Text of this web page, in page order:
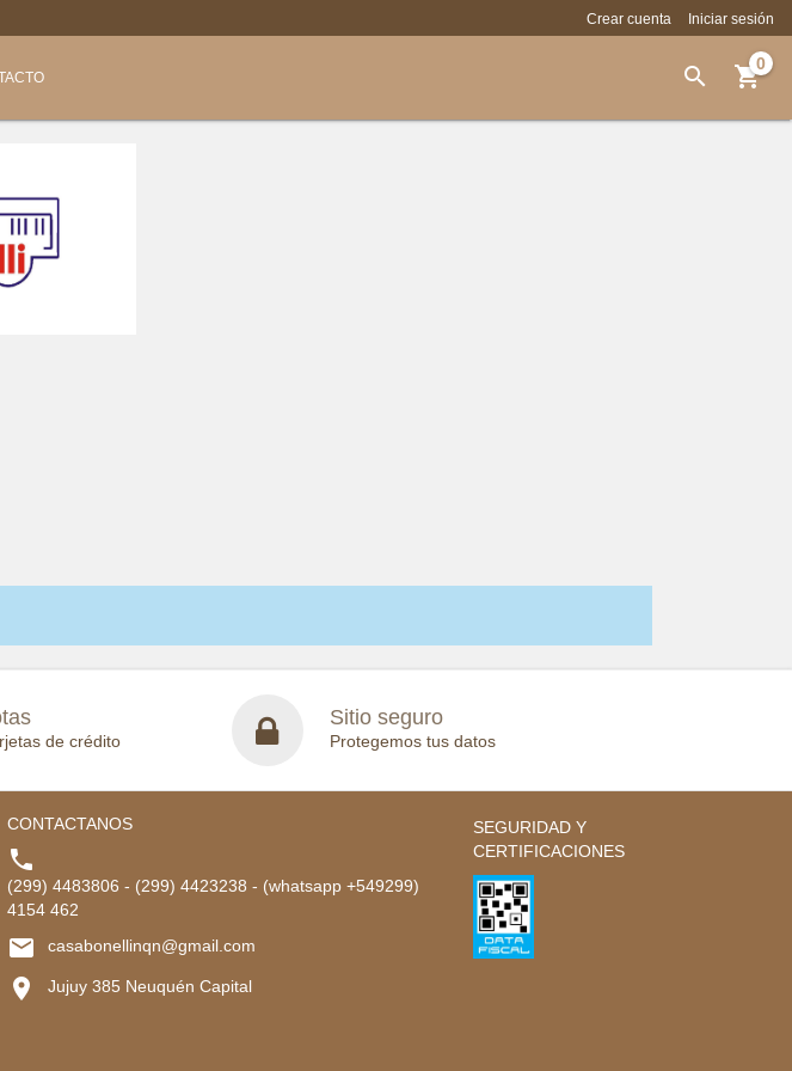

Crear cuenta Iniciar sesión
0

de crédito
Sitio seguro
Protegemos tus datos
CONTACTANOS

(299) 4483806 - (299) 4423238 - (whatsapp +549299)
4154 462
 casabonellinqn@gmail.com
 Jujuy 385 Neuquén Capital
SEGURIDAD Y
CERTIFICACIONES